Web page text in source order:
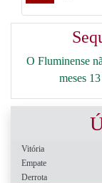
O Fluminense
meses
Vitória
Empate
Derrota